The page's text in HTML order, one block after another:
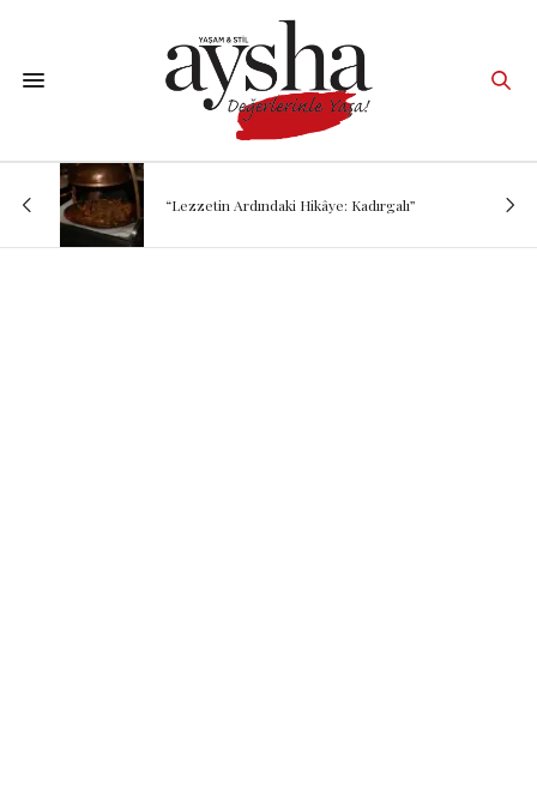
“Lezzetin Ardındaki Hikâye: Kadırgalı”